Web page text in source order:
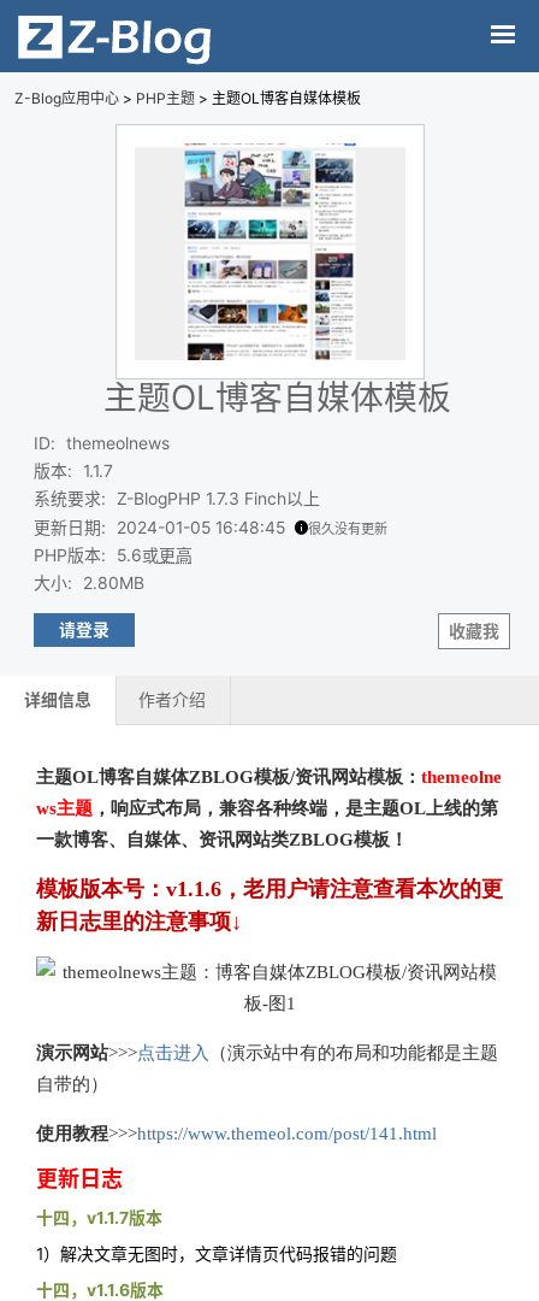
Z-Blog应用中心 > PHP主题 > 主题OL博客自媒体模板
主题OL博客自媒体模板
ID:
themeolnews
版本:
1.1.7
系统要求:
Z-BlogPHP 1.7.3 Finch以上
更新日期: 2024-01-05 16:48:45 很久没有更新
PHP版本: 5.6或更高
大小: 2.80MB
收藏我
请登录
详细信息 作者介绍
主题OL博客自媒体ZBLOG模板/资讯网站模板： themeolne
ws主题 ，响应式布局，兼容各种终端，是主题OL上线的第
一款博客、自媒体、资讯网站类ZBLOG模板！
模板版本号：v1.1.6，老用户请注意查看本次的更
新日志里的注意事项↓
演示网站>>>点击进入
（演示站中有的布局和功能都是主题
自带的）
使用教程>>>https://www.themeol.com/post/141.html
更新日志
十四，v1.1.7版本
1）解决文章无图时，文章详情页代码报错的问题
十四，v1.1.6版本